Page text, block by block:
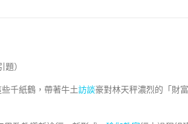
）
千紙鶴，帶著牛土訪談豪對林天秤濃烈的「財